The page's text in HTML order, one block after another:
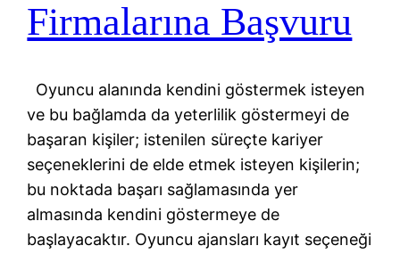
Firmalarına Başvuru
Oyuncu alanında kendini göstermek isteyen
ve bu bağlamda da yeterlilik göstermeyi de
başaran kişiler; istenilen süreçte kariyer
seçeneklerini de elde etmek isteyen kişilerin;
bu noktada başarı sağlamasında yer
almasında kendini göstermeye de
başlayacaktır. Oyuncu ajansları kayıt seçeneği